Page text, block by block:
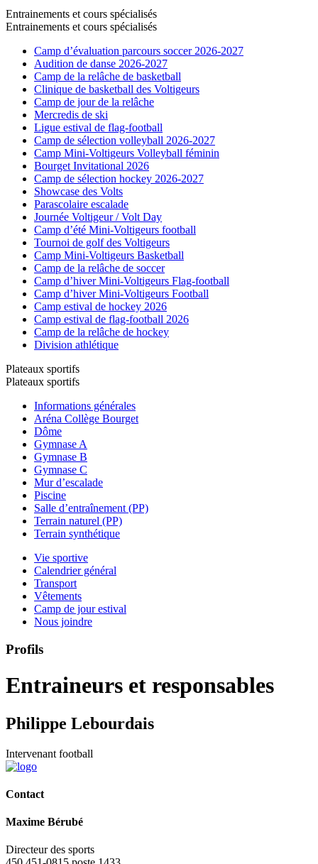
Entrainements et cours spécialisés
Entrainements et cours spécialisés
Camp d’évaluation parcours soccer 2026-2027
Audition de danse 2026-2027
Camp de la relâche de basketball
Clinique de basketball des Voltigeurs
Camp de jour de la relâche
Mercredis de ski
Ligue estival de flag-football
Camp de sélection volleyball 2026-2027
Camp Mini-Voltigeurs Volleyball féminin
Bourget Invitational 2026
Camp de sélection hockey 2026-2027
Showcase des Volts
Parascolaire escalade
Journée Voltigeur / Volt Day
Camp d’été Mini-Voltigeurs football
Tournoi de golf des Voltigeurs
Camp Mini-Voltigeurs Basketball
Camp de la relâche de soccer
Camp d’hiver Mini-Voltigeurs Flag-football
Camp d’hiver Mini-Voltigeurs Football
Camp estival de hockey 2026
Camp estival de flag-football 2026
Camp de la relâche de hockey
Division athlétique
Plateaux sportifs
Plateaux sportifs
Informations générales
Aréna Collège Bourget
Dôme
Gymnase A
Gymnase B
Gymnase C
Mur d’escalade
Piscine
Salle d’entraînement (PP)
Terrain naturel (PP)
Terrain synthétique
Vie sportive
Calendrier général
Transport
Vêtements
Camp de jour estival
Nous joindre
Profils
Entraineurs et responsables
Philippe Lebourdais
Intervenant football
Contact
Maxime Bérubé
Directeur des sports